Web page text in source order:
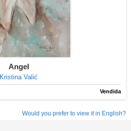
Angel
Kristina Valić
Vendida
Would you prefer to view it in English?